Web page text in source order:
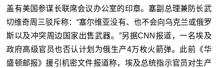
盖有美国参谋长联席会议办公室的印章。塞副总理兼防长武
切维奇周三驳斥称：“塞尔维亚没有、也不会向乌克兰或俄罗
斯以及冲突周边国家出售武器。”另据CNN报道，一名埃及
政府高级官员也否认计划为俄生产4万枚火箭弹。此前《华
盛顿邮报》援引机密文件报道称，埃及总统指示官员对生产